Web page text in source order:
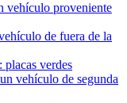
vehículo proveniente
de fuera de la
verdes
vehículo de segunda